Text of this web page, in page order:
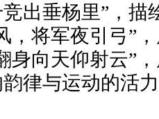
出垂杨里”，描
，将军夜引弓”
身向天仰射云”
律与运动的活